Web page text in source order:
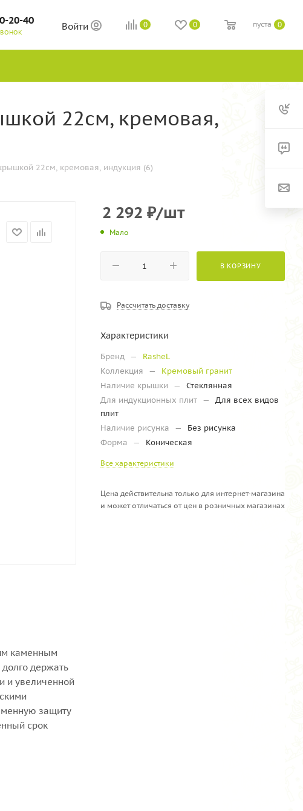
20-40
Войти 0 0 0
пуста
22см, кремовая,
22см, кремовая, индукция (6)
каменным
держать
и увеличенной
защиту
срок
2 292 ₽/шт
Мало
В КОРЗИНУ
Рассчитать доставку
Характеристики
Бренд —
RasheL
Коллекция
—
Кремовый гранит
Наличие крышки
—
Стеклянная
Для индукционных плит —
Для всех видов
плит
Наличие рисунка
—
Без рисунка
Форма
— Коническая
Все характеристики
Цена действительна только для интернет-магазина
и может отличаться от цен в розничных магазинах